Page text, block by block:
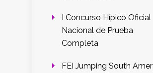
I Concurso Hípico Oficial
Nacional de Prueba
Completa
FEI Jumping South